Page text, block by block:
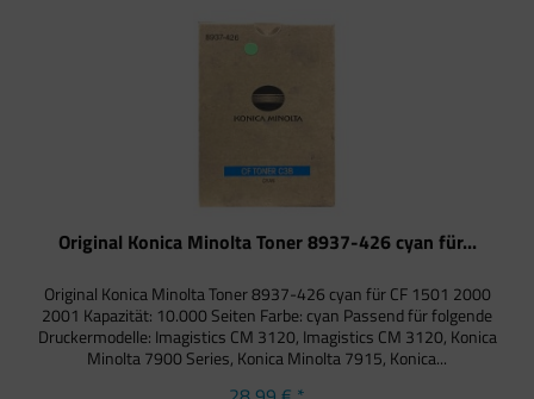
Original Konica Minolta Toner 8937-426 cyan für...
Original Konica Minolta Toner 8937-426 cyan für CF 1501 2000
2001 Kapazität: 10.000 Seiten Farbe: cyan Passend für folgende
Druckermodelle: Imagistics CM 3120, Imagistics CM 3120, Konica
Minolta 7900 Series, Konica Minolta 7915, Konica...